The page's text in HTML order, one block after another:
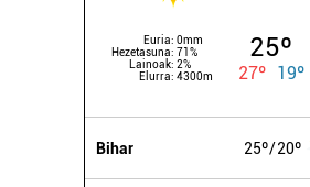
Euria: 0mm
Hezetasuna: 71%
Lainoak: 2%
Elurra: 4300m
25º
27º 19º
Bihar 25º 20º